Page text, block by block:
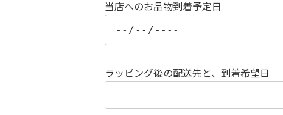
当店へのお品物到着予定日
ラッピング後の配送先と、到着希望日